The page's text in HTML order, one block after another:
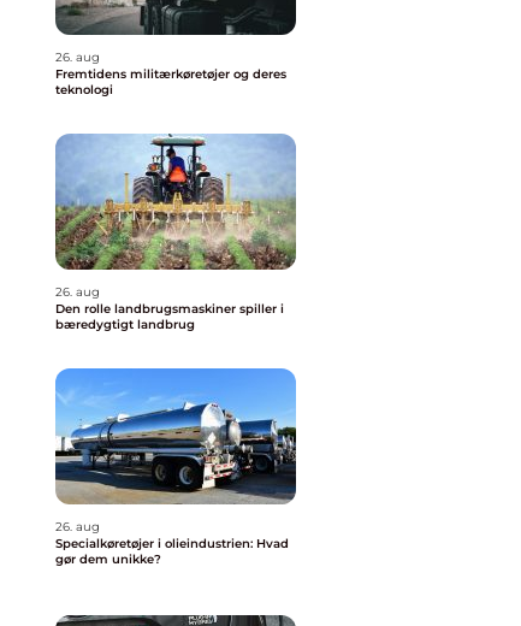
26. aug
Fremtidens militærkøretøjer og deres
teknologi
26. aug
Den rolle landbrugsmaskiner spiller i
bæredygtigt landbrug
26. aug
Specialkøretøjer i olieindustrien: Hvad
gør dem unikke?